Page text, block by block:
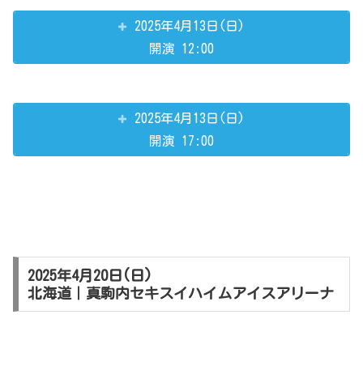
2025年4月13日(日)
開演 12:00
2025年4月13日(日)
開演 17:00
2025年4月20日(日)
北海道｜真駒内セキスイハイムアイスアリーナ